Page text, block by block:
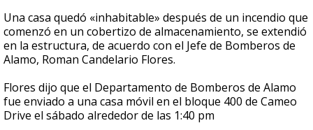
seconds
of
54
seconds
Una casa quedó «inhabitable» después de un incendio que
comenzó en un cobertizo de almacenamiento, se extendió
en la estructura, de acuerdo con el Jefe de Bomberos de
Alamo, Roman Candelario Flores.
Flores dijo que el Departamento de Bomberos de Alamo
fue enviado a una casa móvil en el bloque 400 de Cameo
Drive el sábado alrededor de las 1:40 pm